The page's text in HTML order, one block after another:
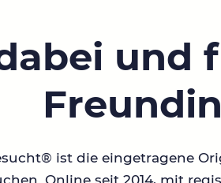
und
ist die eingetragene